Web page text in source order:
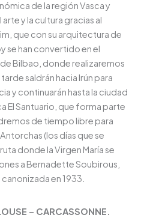
de la región Vasca y
y la cultura gracias al
que con su arquitectura de
se han convertido en el
Bilbao, donde realizaremos
saldrán hacia Irún para
y continuarán hasta la ciudad
El Santuario, que forma parte
de tiempo libre para
(los días que se
donde la Virgen María se
a Bernadette Soubirous,
en 1933.
– CARCASSONNE.